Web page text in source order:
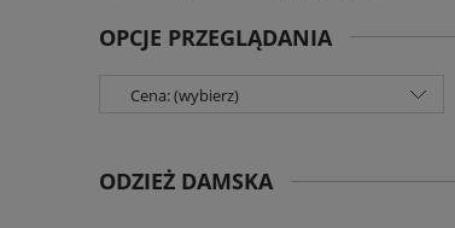
OPCJE PRZEGLĄDANIA
Cena: (wybierz)
ODZIEŻ DAMSKA